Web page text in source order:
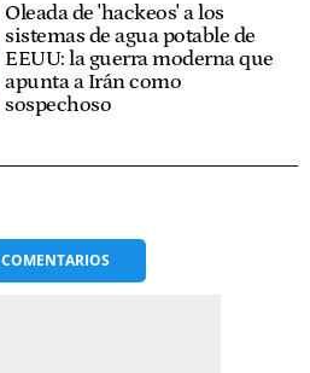
Oleada de 'hackeos' a los
sistemas de agua potable de
EEUU: la guerra moderna que
apunta a Irán como
sospechoso
COMENTARIOS